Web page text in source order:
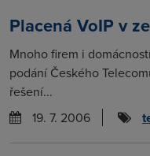
Placená VoIP v
Mnoho firem i
podání Českého
řešení...
19. 7. 2006